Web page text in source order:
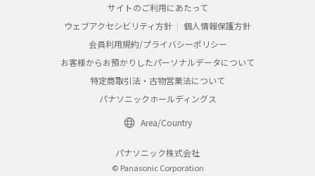
サイトのご利用にあたって
ウェブアクセシビリティ方針
個人情報保護方針
会員利用規約/プライバシーポリシー
お客様からお預かりしたパーソナルデータについて
特定商取引法・古物営業法について
パナソニックホールディングス
Area/Country
パナソニック株式会社
© Panasonic Corporation